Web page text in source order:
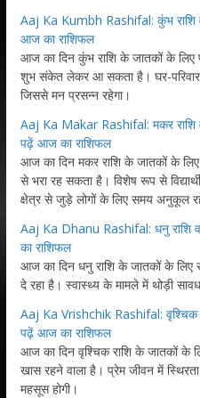
Aaj Ka Kumbh Rashifal: कुंभ राशि
आज का राशिफल
आज का दिन कुंभ राशि के जातकों के लिए
शुभ संकेत लेकर आ सकता है। घर-
जिससे मन प्रसन्न रहेगा।
Aaj Ka Makar Rashifal: मकर राशि
पढ़ें आज का राशिफल
आज का दिन मकर राशि के जातकों के
से भरा रह सकता है। विशेष रूप से
क्षेत्र से जुड़े लोगों के लिए समय अनुकूल
Aaj Ka Dhanu Rashifal: धनु राशि
का राशिफल
आज का दिन धनु राशि के जातकों के
दे रहा है। स्वास्थ्य के मामले में थोड़ी
Aaj Ka Vrishchik Rashifal: वृश्चिक
पढ़ें आज का राशिफल
आज का दिन वृश्चिक राशि के जातकों के
खास रहने वाला है। प्रेम जीवन में
महसूस होगी।